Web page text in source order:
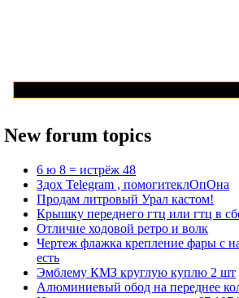
New forum topics
6 ю 8 = истрёж 48
Здох Telegram , помогитеклОпОна
Продам литровый Урал кастом!
Крышку переднего гтц или гтц в
Отличие ходовой ретро и волк
Чертеж флажка крепление фары с
есть
Эмблему КМЗ круглую куплю 2 шт
Алюминиевый обод на переднее